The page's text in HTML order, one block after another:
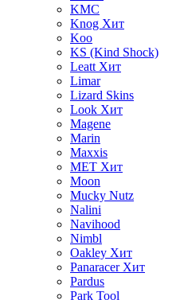
KMC
Knog Хит
Koo
KS (Kind Shock)
Leatt Хит
Limar
Lizard Skins
Look Хит
Magene
Marin
Maxxis
MET Хит
Moon
Mucky Nutz
Nalini
Navihood
Nimbl
Oakley Хит
Panaracer Хит
Pardus
Park Tool